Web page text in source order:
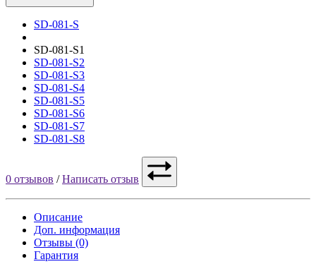
SD-081-S
SD-081-S1
SD-081-S2
SD-081-S3
SD-081-S4
SD-081-S5
SD-081-S6
SD-081-S7
SD-081-S8
0 отзывов /Написать отзыв
Описание
Доп. информация
Отзывы (0)
Гарантия